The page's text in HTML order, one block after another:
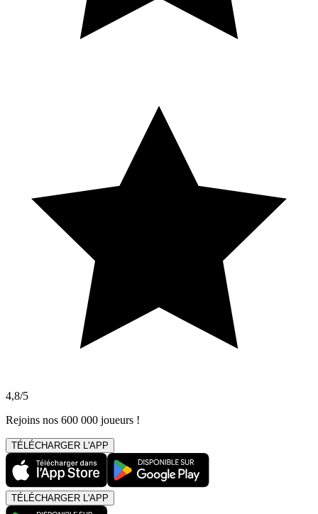
4,8/5
Rejoins nos 600 000 joueurs !
TÉLÉCHARGER L'APP
TÉLÉCHARGER L'APP